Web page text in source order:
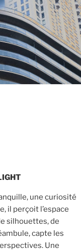
une curiosité
il perçoit l’espace
silhouettes, de
capte les
Une